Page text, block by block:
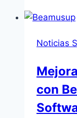
Noticias
con